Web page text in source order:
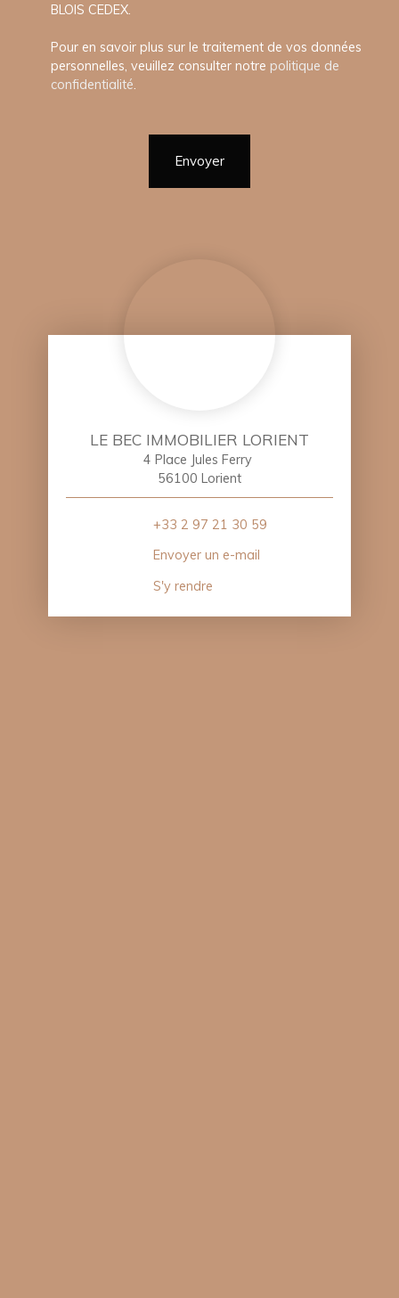
BLOIS CEDEX.
Pour en savoir plus sur le traitement de vos données
personnelles, veuillez consulter notre politique de
confidentialité.
Envoyer
LE BEC IMMOBILIER LORIENT
4 Place Jules Ferry
56100 Lorient
+33 2 97 21 30 59
Envoyer un e-mail
S'y rendre